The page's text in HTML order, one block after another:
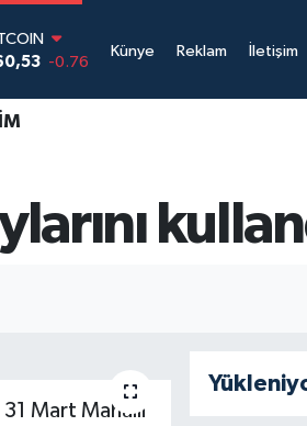
-0.76
EURO
ALTIN
2.12
Künye Reklam İletişim
Mart Mahalli